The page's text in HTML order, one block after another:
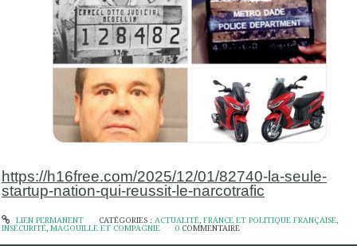
https://h16free.com/2025/12/01/82740-la-seule-
startup-nation-qui-reussit-le-narcotrafic
LIEN PERMANENT CATÉGORIES : ACTUALITÉ, FRANCE ET POLITIQUE FRANÇAISE,
INSÉCURITÉ, MAGOUILLE ET COMPAGNIE 0 COMMENTAIRE